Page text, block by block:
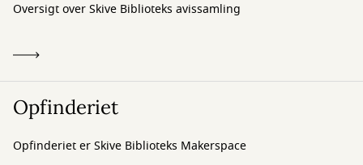
Oversigt over Skive Biblioteks avissamling
Opfinderiet
Opfinderiet er Skive Biblioteks Makerspace